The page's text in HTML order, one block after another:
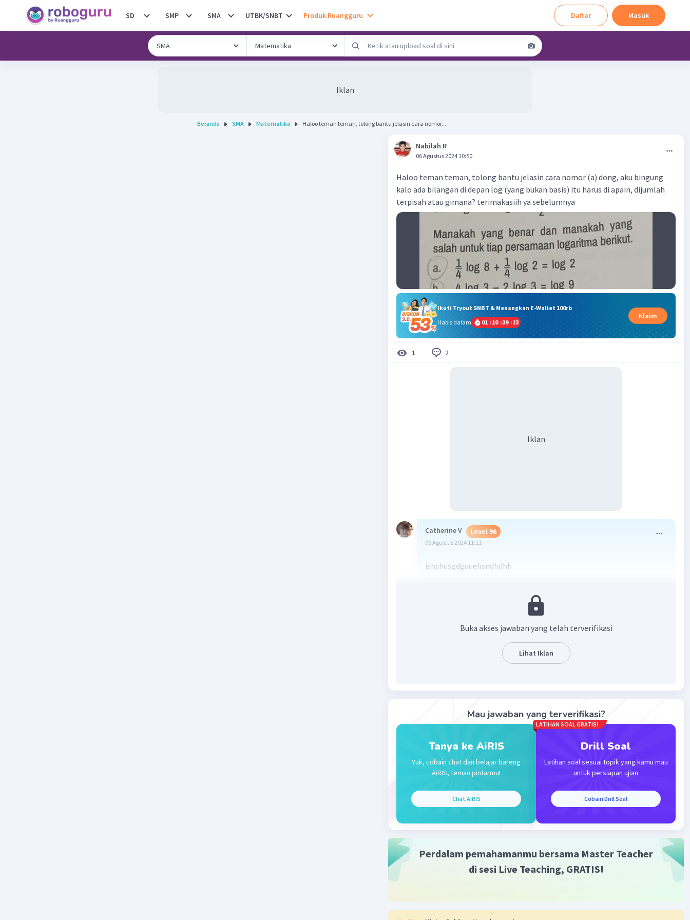
SD SMP SMA UTBK/SNBT Produk Ruangguru Daftar Masuk
Iklan
Beranda SMA Matematika Haloo teman teman, tolong bantu jelasin cara nomor...
Nabilah R
06 Agustus 2024 10:50
Haloo teman teman, tolong bantu jelasin cara nomor (a) dong, aku bingung
kalo ada bilangan di depan log (yang bukan basis) itu harus di apain, dijumlah
terpisah atau gimana? terimakasiih ya sebelumnya
Ikuti Tryout SNBT & Menangkan E-Wallet 100rb
Habis dalam
01 :10 :39 :22
Klaim
1 2
Iklan
Catherine V Level 96
06 Agustus 2024 11:11
jsnshusgdguuehsndhdhh
Level 100
JHstsnaboxndlbdqkbskbascbshc
Buka akses jawaban yang telah terverifikasi
Lihat Iklan
Mau jawaban yang terverifikasi?
Tanya ke AiRIS
Yuk, cobain chat dan belajar bareng
AiRIS, teman pintarmu!
Chat AiRIS
LATIHAN SOAL GRATIS!
Drill Soal
Latihan soal sesuai topik yang kamu mau
untuk persiapan ujian
Cobain Drill Soal
Perdalam pemahamanmu bersama Master Teacher
di sesi Live Teaching, GRATIS!